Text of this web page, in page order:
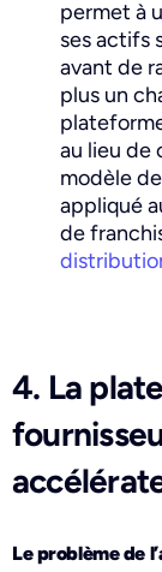
permet à
ses actifs
avant de
plus un
au lieu de
modèle
appliqué
de
4. La
Le problème de